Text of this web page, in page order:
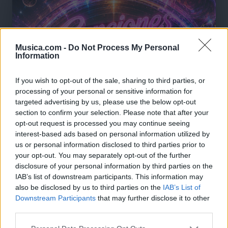
Musica.com - Do Not Process My Personal
Information
If you wish to opt-out of the sale, sharing to third parties, or
processing of your personal or sensitive information for
targeted advertising by us, please use the below opt-out
section to confirm your selection. Please note that after your
opt-out request is processed you may continue seeing
interest-based ads based on personal information utilized by
us or personal information disclosed to third parties prior to
your opt-out. You may separately opt-out of the further
disclosure of your personal information by third parties on the
IAB’s list of downstream participants. This information may
also be disclosed by us to third parties on the IAB’s List of
Downstream Participants that may further disclose it to other
🪐🚀 Canciones para Ver las Estrellas:
Psicodelia y Space Rock 🎸✨
psicodelia, space rock y atmósferas cósmicas para